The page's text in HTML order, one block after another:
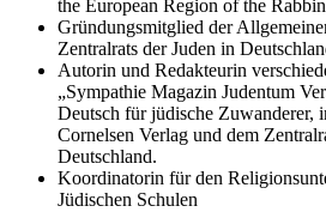
the European Region of the
Gründungsmitglied der
Zentralrats der Juden in
Autorin und Redakteurin
„Sympathie Magazin Judentum
Deutsch für jüdische Zuwanderer,
Cornelsen Verlag und dem
Deutschland.
Koordinatorin für den
Jüdischen Schulen